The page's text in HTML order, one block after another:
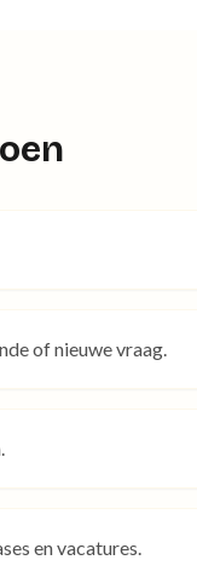
of nieuwe vraag.
en vacatures.